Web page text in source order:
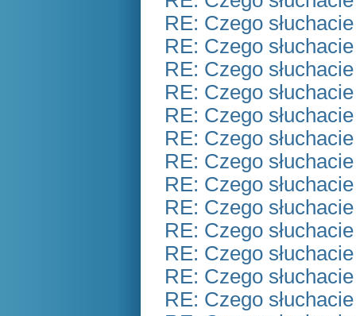
RE: Czego
RE: Czego
RE: Czego
RE: Czego
RE: Czego
RE: Czego
RE: Czego
RE: Czego
RE: Czego
RE: Czego
RE: Czego
RE: Czego
RE: Czego